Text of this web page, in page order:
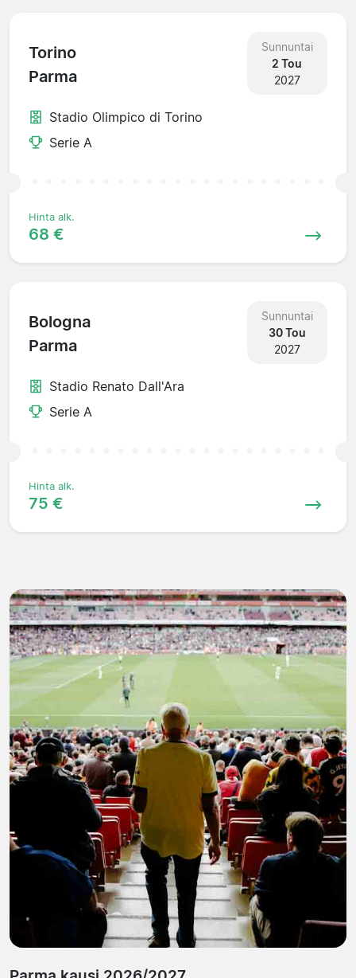
Torino
Parma
Sunnuntai
2 Tou
2027
Stadio Olimpico di Torino
Serie A
Hinta alk.
68 €
Bologna
Parma
Sunnuntai
30 Tou
2027
Stadio Renato Dall'Ara
Serie A
Hinta alk.
75 €